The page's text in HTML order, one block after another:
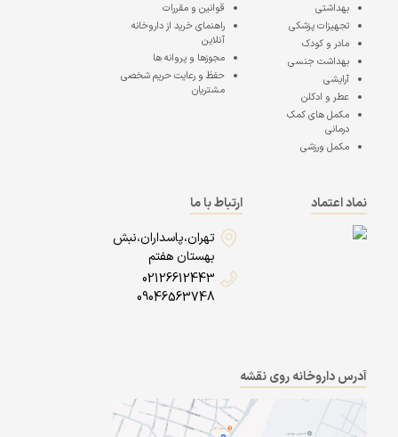
بهداشتی
تجهیزات پزشکی
مادر و کودک
بهداشت جنسی
آرایشی
عطر و ادکلن
مکمل های کمک
درمانی
مکمل ورزشی
قوانین و مقررات
راهنمای خرید از داروخانه
آنلاین
مجوزها و پروانه ها
حفظ و رعایت حریم شخصی
مشتریان
نماد اعتماد
ارتباط با ما
تهران،پاسداران،نبش
بهستان هفتم
02126612443
09046563748
آدرس داروخانه روی نقشه